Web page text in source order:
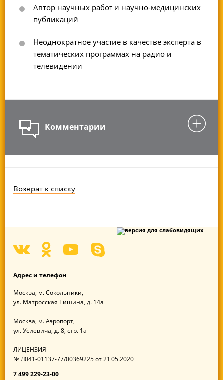
Автор научных работ и научно-медицинских
публикаций
Неоднократное участие в качестве эксперта в
тематических программах на радио и
телевидении
Комментарии
Возврат к списку
Адрес и телефон
Москва, м. Сокольники,
ул. Матросская Тишина,д. 14а
Москва, м. Аэропорт,
ул. Усиевича,д. 8, стр. 1а
ЛИЦЕНЗИЯ
№ Л041-01137-77/00369225от21.05.2020
7 499 229-23-00